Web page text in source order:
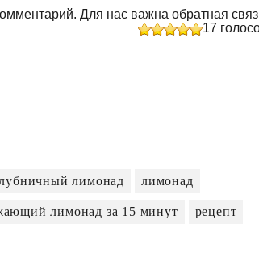
Для нас важна обратная
17
лимонад лимонад
лимонад за 15 минут рецепт